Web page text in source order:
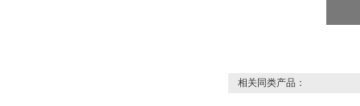
相关同类产品：